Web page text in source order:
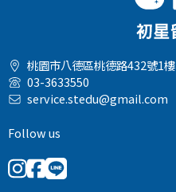
桃園市八德區桃德路432號1樓
03-3633550
service.stedu@gmail.com
Follow us